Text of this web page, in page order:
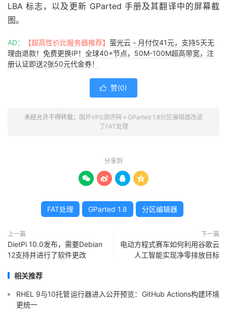
LBA 标志，以及更新 GParted 手册及其翻译中的屏幕截
图。
AD： 【超高性价比服务器推荐】 萤光云 - 月付仅41元，支持5天无
理由退款！免费更换IP！全球40+节点，50M-100M超高带宽，注
册认证即送2张50元代金券！
 赞(0)
未经允许不得转载； 国外VPS测评网 » GParted 1.8分区编辑器改进
了FAT处理
分享到
   
FAT处理 GParted 1.8 分区编辑器
上一篇
DietPi 10.0发布，需要Debian
12支持并进行了软件更改
下一篇
电动方程式赛车如何利用谷歌云
人工智能实现净零排放目标
相关推荐
RHEL 9与10托管运行器进入公开预览：GitHub Actions构建环境
更统一